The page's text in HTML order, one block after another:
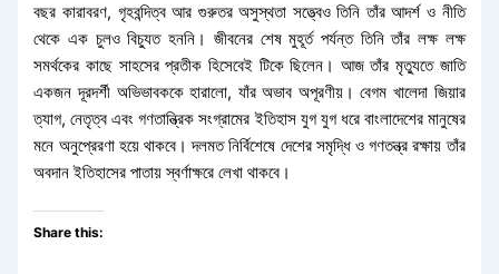
বছর কারাবরণ, গৃহবন্দিত্ব আর গুরুতর অসুস্থতা সত্ত্বেও তিনি তাঁর আদর্শ ও নীতি
থেকে এক চুলও বিচ্যুত হননি। জীবনের শেষ মুহূর্ত পর্যন্ত তিনি তাঁর লক্ষ লক্ষ
সমর্থকের কাছে সাহসের প্রতীক হিসেবেই টিকে ছিলেন। আজ তাঁর মৃত্যুতে জাতি
একজন দূরদর্শী অভিভাবককে হারালো, যাঁর অভাব অপূরণীয়। বেগম খালেদা জিয়ার
ত্যাগ, নেতৃত্ব এবং গণতান্ত্রিক সংগ্রামের ইতিহাস যুগ যুগ ধরে বাংলাদেশের মানুষের
মনে অনুপ্রেরণা হয়ে থাকবে। দলমত নির্বিশেষে দেশের সমৃদ্ধি ও গণতন্ত্র রক্ষায় তাঁর
অবদান ইতিহাসের পাতায় স্বর্ণাক্ষরে লেখা থাকবে।
Share this: